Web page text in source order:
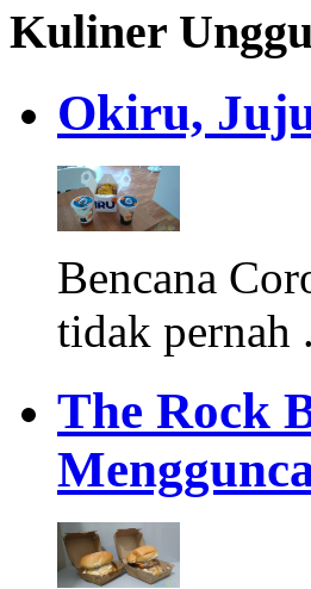
Kuliner
Okiru,
Bencana
tidak pernah
The Rock